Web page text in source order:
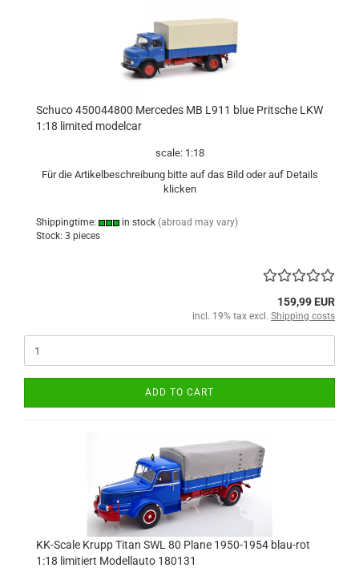
Schuco 450044800 Mercedes MB L911 blue Pritsche LKW
1:18 limited modelcar
scale: 1:18
Für die Artikelbeschreibung bitte auf das Bild oder auf Details
klicken
Shippingtime: in stock (abroad may vary)
Stock: 3 pieces
159,99 EUR
incl. 19% tax excl. Shipping costs
ADD TO CART
KK-Scale Krupp Titan SWL 80 Plane 1950-1954 blau-rot
1:18 limitiert Modellauto 180131